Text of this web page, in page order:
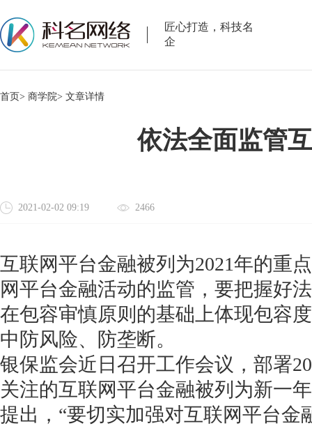
匠心打造，科技名
企
首页> 商学院> 文章详情
依法全面监管
2021-02-02 09:19 2466
互联网平台金融被列为2021年的重
网平台金融活动的监管，要把握好
在包容审慎原则的基础上体现包容
中防风险、防垄断。
银保监会近日召开工作会议，部署
关注的互联网平台金融被列为新一
提出，“要切实加强对互联网平台金